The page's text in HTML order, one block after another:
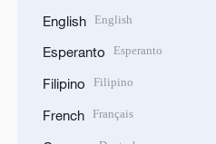
English English
Esperanto Esperanto
Filipino Filipino
French Français